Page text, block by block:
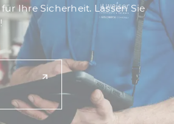
Ihre Sicherheit. Lassen Sie